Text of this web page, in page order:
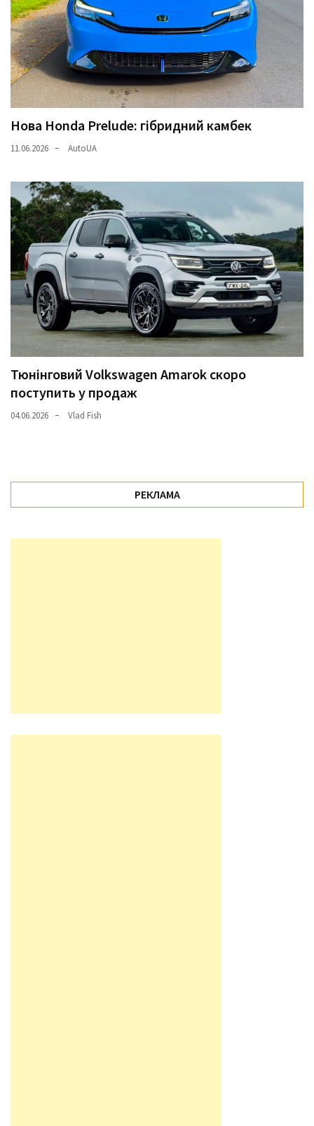
Нова Honda Prelude: гібридний камбек
11.06.2026 AutoUA
Тюнінговий Volkswagen Amarok скоро
поступить у продаж
04.06.2026 Vlad Fish
РЕКЛАМА